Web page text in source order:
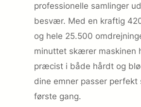
professionelle samlinger
besvær. Med en kraftig
og hele 25.500
minuttet skærer maskinen
præcist i både hårdt og
dine emner passer perfekt
første gang.